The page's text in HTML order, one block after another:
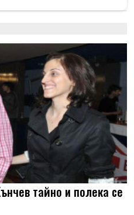
тайно и полека се